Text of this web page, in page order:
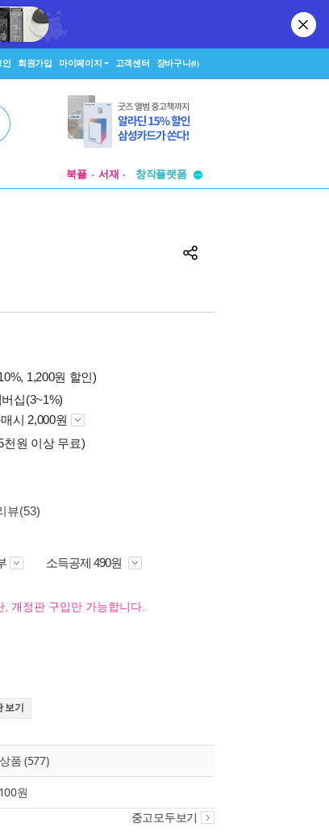
인 회원가입 마이페이지 고객센터 장바구니(0)
북플 서재
창작플랫폼
1,200원 할인)
버십(3~1%)
시 2,000원
천원 이상 무료)
뷰(53)
소득공제 490원
개정판 구입만 가능합니다.
보기
품 (577)
100원
중고모두보기